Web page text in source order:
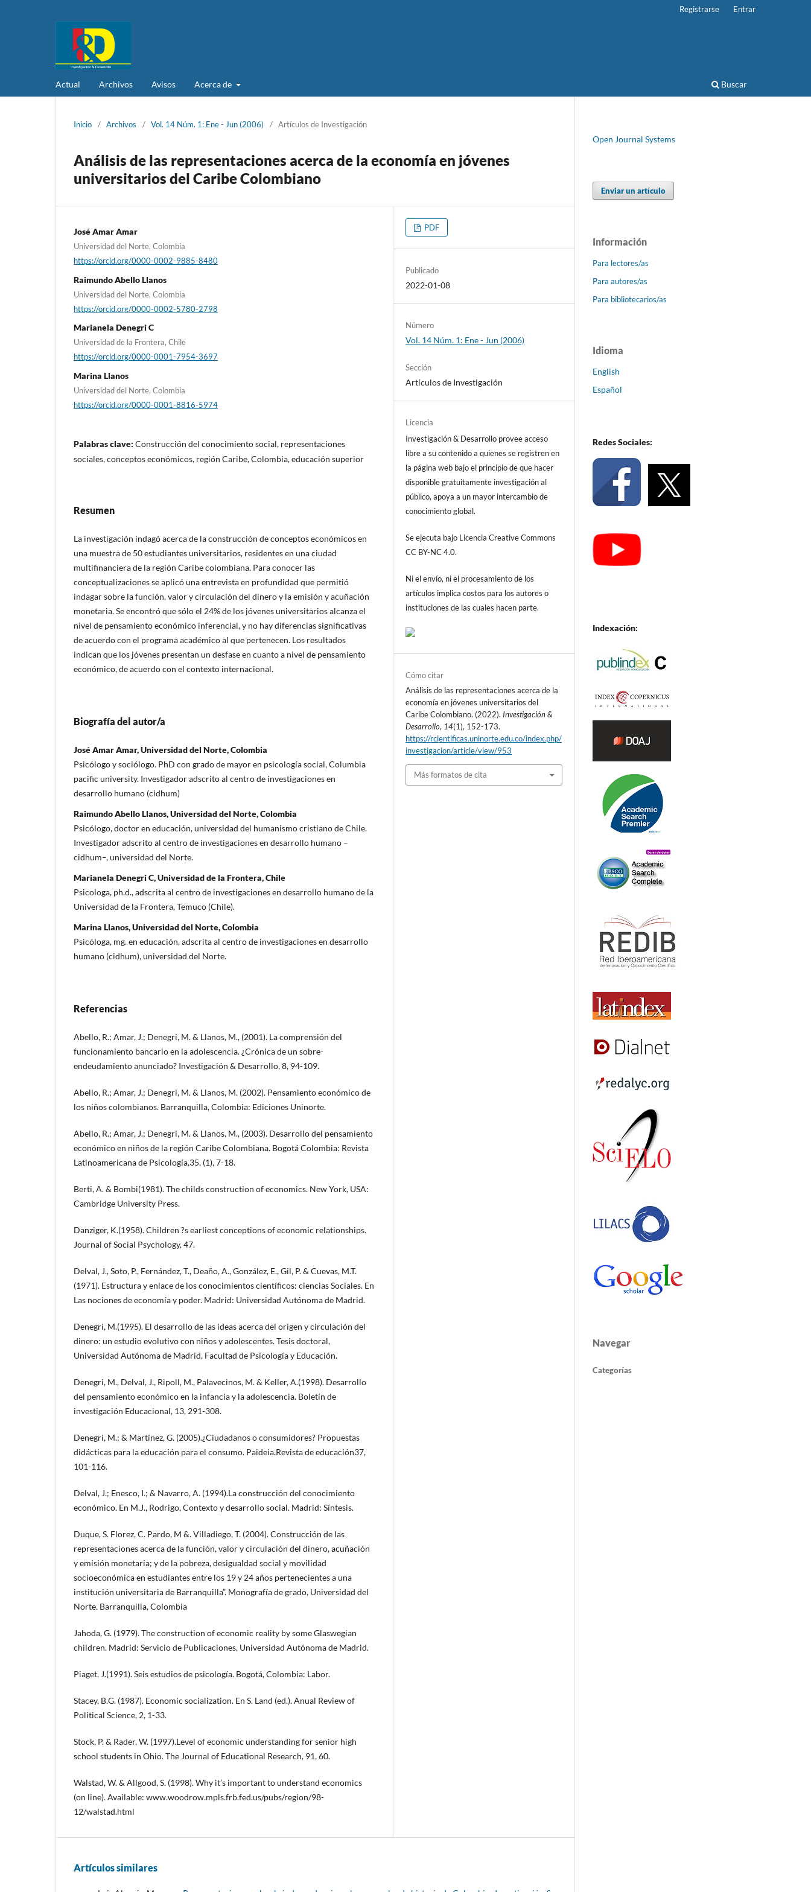
Actual Archivos Avisos Acerca de Buscar
Registrarse Entrar
Inicio / Archivos / Vol. 14 Núm. 1: Ene - Jun (2006) / Artículos de Investigación
Análisis de las representaciones acerca de la economía en jóvenes
universitarios del Caribe Colombiano
José Amar Amar
Universidad del Norte, Colombia
https://orcid.org/0000-0002-9885-8480
Raimundo Abello Llanos
Universidad del Norte, Colombia
https://orcid.org/0000-0002-5780-2798
Marianela Denegri C
Universidad de la Frontera, Chile
https://orcid.org/0000-0001-7954-3697
Marina Llanos
Universidad del Norte, Colombia
https://orcid.org/0000-0001-8816-5974
Palabras clave: Construcción del conocimiento social, representaciones
sociales, conceptos económicos, región Caribe, Colombia, educación superior
Resumen
La investigación indagó acerca de la construcción de conceptos económicos en
una muestra de 50 estudiantes universitarios, residentes en una ciudad
multifinanciera de la región Caribe colombiana. Para conocer las
conceptualizaciones se aplicó una entrevista en profundidad que permitió
indagar sobre la función, valor y circulación del dinero y la emisión y acuñación
monetaria. Se encontró que sólo el 24% de los jóvenes universitarios alcanza el
nivel de pensamiento económico inferencial, y no hay diferencias significativas
de acuerdo con el programa académico al que pertenecen. Los resultados
indican que los jóvenes presentan un desfase en cuanto a nivel de pensamiento
económico, de acuerdo con el contexto internacional.
Biografía del autor/a
José Amar Amar, Universidad del Norte, Colombia
Psicólogo y sociólogo. PhD con grado de mayor en psicología social, Columbia
pacific university. Investigador adscrito al centro de investigaciones en
desarrollo humano (cidhum)
Raimundo Abello Llanos, Universidad del Norte, Colombia
Psicólogo, doctor en educación, universidad del humanismo cristiano de Chile.
Investigador adscrito al centro de investigaciones en desarrollo humano –
cidhum–, universidad del Norte.
Marianela Denegri C, Universidad de la Frontera, Chile
Psicologa, ph.d., adscrita al centro de investigaciones en desarrollo humano de la
Universidad de la Frontera, Temuco (Chile).
Marina Llanos, Universidad del Norte, Colombia
Psicóloga, mg. en educación, adscrita al centro de investigaciones en desarrollo
humano (cidhum), universidad del Norte.
Referencias
Abello, R.; Amar, J.; Denegri, M. & Llanos, M., (2001). La comprensión del
funcionamiento bancario en la adolescencia. ¿Crónica de un sobre-
endeudamiento anunciado? Investigación & Desarrollo, 8, 94-109.
Abello, R.; Amar, J.; Denegri, M. & Llanos, M. (2002). Pensamiento económico de
los niños colombianos. Barranquilla, Colombia: Ediciones Uninorte.
Abello, R.; Amar, J.; Denegri, M. & Llanos, M., (2003). Desarrollo del pensamiento
económico en niños de la región Caribe Colombiana. Bogotá Colombia: Revista
Latinoamericana de Psicología,35, (1), 7-18.
Berti, A. & Bombi(1981). The childs construction of economics. New York, USA:
Cambridge University Press.
Danziger, K.(1958). Children ?s earliest conceptions of economic relationships.
Journal of Social Psychology, 47.
Delval, J., Soto, P., Fernández, T., Deaño, A., González, E., Gil, P. & Cuevas, M.T.
(1971). Estructura y enlace de los conocimientos científicos: ciencias Sociales. En
Las nociones de economía y poder. Madrid: Universidad Autónoma de Madrid.
Denegri, M.(1995). El desarrollo de las ideas acerca del origen y circulación del
dinero: un estudio evolutivo con niños y adolescentes. Tesis doctoral,
Universidad Autónoma de Madrid, Facultad de Psicología y Educación.
Denegri, M., Delval, J., Ripoll, M., Palavecinos, M. & Keller, A.(1998). Desarrollo
del pensamiento económico en la infancia y la adolescencia. Boletín de
investigación Educacional, 13, 291-308.
Denegri, M.; & Martínez, G. (2005).¿Ciudadanos o consumidores? Propuestas
didácticas para la educación para el consumo. Paideia.Revista de educación37,
101-116.
Delval, J.; Enesco, I.; & Navarro, A. (1994).La construcción del conocimiento
económico. En M.J., Rodrigo, Contexto y desarrollo social. Madrid: Síntesis.
Duque, S. Florez, C. Pardo, M &. Villadiego, T. (2004). Construcción de las
representaciones acerca de la función, valor y circulación del dinero, acuñación
y emisión monetaria; y de la pobreza, desigualdad social y movilidad
socioeconómica en estudiantes entre los 19 y 24 años pertenecientes a una
institución universitaria de Barranquilla”. Monografía de grado, Universidad del
Norte. Barranquilla, Colombia
Jahoda, G. (1979). The construction of economic reality by some Glaswegian
children. Madrid: Servicio de Publicaciones, Universidad Autónoma de Madrid.
Piaget, J.(1991). Seis estudios de psicología. Bogotá, Colombia: Labor.
Stacey, B.G. (1987). Economic socialization. En S. Land (ed.). Anual Review of
Political Science, 2, 1-33.
Stock, P. & Rader, W. (1997).Level of economic understanding for senior high
school students in Ohio. The Journal of Educational Research, 91, 60.
Walstad, W. & Allgood, S. (1998). Why it’s important to understand economics
(on line). Available: www.woodrow.mpls.frb.fed.us/pubs/region/98-
12/walstad.html
PDF
Publicado
2022-01-08
Número
Vol. 14 Núm. 1: Ene - Jun (2006)
Sección
Artículos de Investigación
Licencia
Investigación & Desarrollo provee acceso
libre a su contenido a quienes se registren en
la página web bajo el principio de que hacer
disponible gratuitamente investigación al
público, apoya a un mayor intercambio de
conocimiento global.
Se ejecuta bajo Licencia Creative Commons
CC BY-NC 4.0.
Ni el envío, ni el procesamiento de los
artículos implica costos para los autores o
instituciones de las cuales hacen parte.
Cómo citar
Análisis de las representaciones acerca de la
economía en jóvenes universitarios del
Caribe Colombiano. (2022). Investigación &
Desarrollo, 14(1), 152-173.
https://rcientificas.uninorte.edu.co/index.php/
investigacion/article/view/953
Más formatos de cita
Artículos similares
Open Journal Systems
Enviar un artículo
Información
Para lectores/as
Para autores/as
Para bibliotecarios/as
Idioma
English
Español
Redes Sociales:
Indexación:
Navegar
Categorías